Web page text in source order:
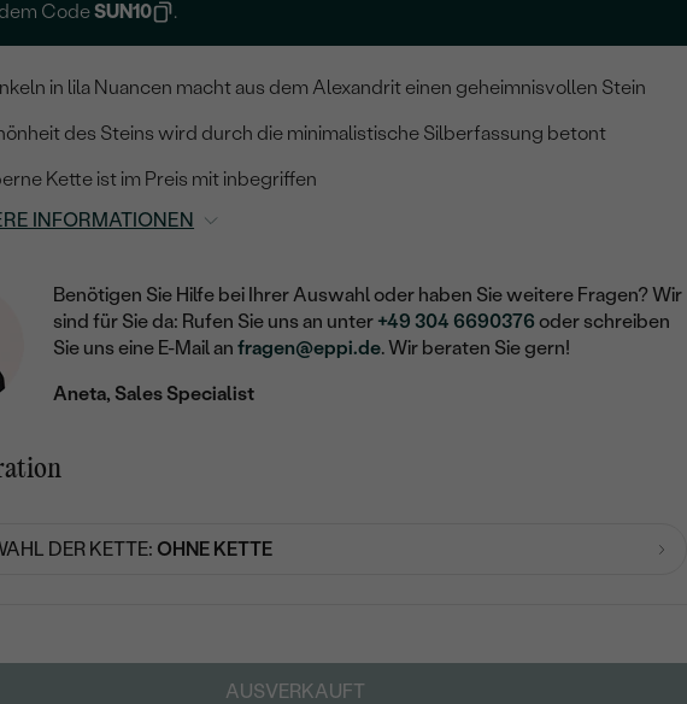
CodeSUN10 .
in lila Nuancen macht aus dem Alexandrit einen geheimnisvollen Stein
des Steins wird durch die minimalistische Silberfassung betont
Kette ist im Preis mit inbegriffen
INFORMATIONEN
Benötigen Sie Hilfe bei Ihrer Auswahl oder haben Sie weitere Fragen? Wir
sind für Sie da: Rufen Sie uns an unter +49 304 6690376 oder schreiben
Sie uns eine E-Mail anfragen@eppi.de. Wir beraten Sie gern!
Aneta, Sales Specialist
DER KETTE: OHNE KETTE
AUSVERKAUFT